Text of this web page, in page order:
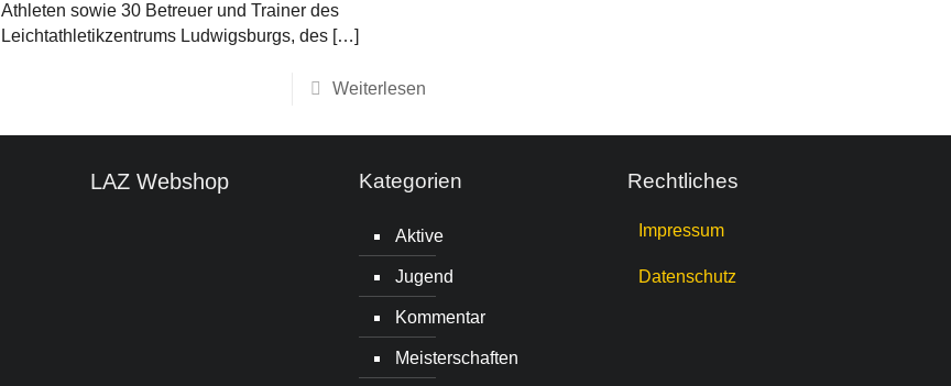
Athleten sowie 30 Betreuer und Trainer des
Leichtathletikzentrums Ludwigsburgs, des […]
Weiterlesen
LAZ Webshop Kategorien
Aktive
Jugend
Kommentar
Meisterschaften
Rechtliches
Impressum
Datenschutz